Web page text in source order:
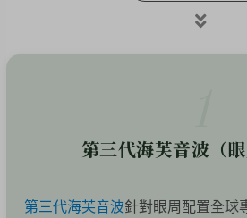
第三代海芙音波（眼
第三代海芙音波針對眼周配置全球